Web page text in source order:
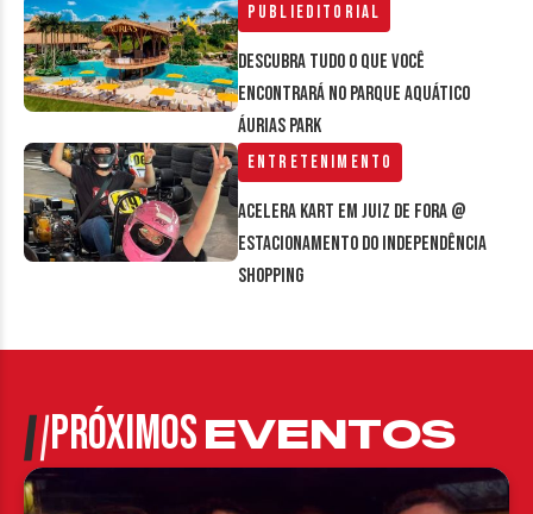
Publieditorial
Descubra tudo o que você
encontrará no parque aquático
Áurias Park
Entretenimento
Acelera Kart em Juiz de Fora @
estacionamento do Independência
Shopping
PRÓXIMOSEVENTOS